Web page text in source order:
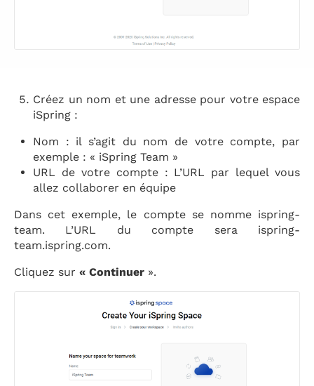
Créez un nom et une adresse pour votre espace
iSpring :
Nom : il s’agit du nom de votre compte, par
exemple : « iSpring Team »
URL de votre compte : L’URL par lequel vous
allez collaborer en équipe
Dans cet exemple, le compte se nomme ispring-
team. L’URL du compte sera ispring-
team.ispring.com.
Cliquez sur « Continuer ».